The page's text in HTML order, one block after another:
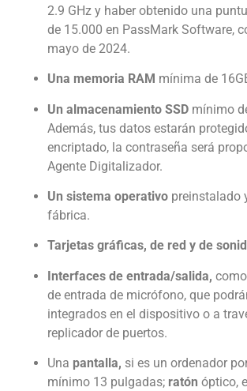
2.9 GHz y haber obtenido una
de 15.000 en PassMark Software,
mayo de 2024.
Una memoria RAM mínima de
Un almacenamiento SSD mínimo
Además, tus datos estarán
encriptado, la contraseña será
Agente Digitalizador.
Un sistema operativo preinstalado
fábrica.
Tarjetas gráficas, de red y de
Interfaces de entrada/salida,
de entrada de micrófono, que
integrados en el dispositivo o a
replicador de puertos.
Una pantalla, si es un ordenador
mínimo 13 pulgadas; ratón óptico,